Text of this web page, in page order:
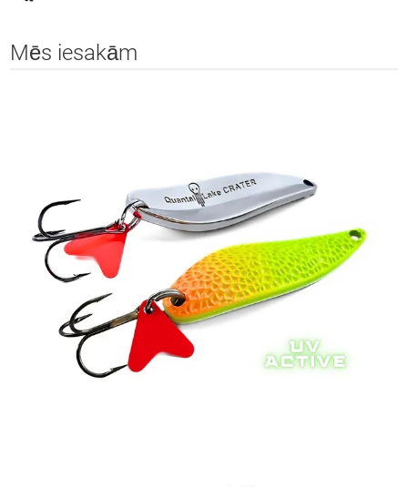
Mēs iesakām